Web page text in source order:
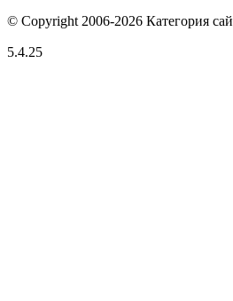
© Copyright 2006-2026 Категория
5.4.25